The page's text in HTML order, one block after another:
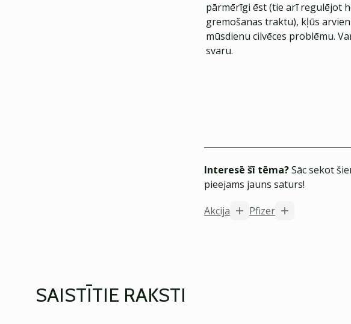
pārmērīgi ēst (tie arī regulējot
gremošanas traktu), kļūs
mūsdienu cilvēces problēmu.
svaru.
Interesē šī tēma?Sāc sekot
pieejams jauns saturs!
Akcija
Pfizer
SAISTĪTIE RAKSTI